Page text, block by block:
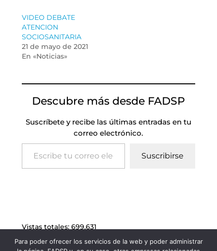
VIDEO DEBATE
ATENCION
SOCIOSANITARIA
21 de mayo de 2021
En «Noticias»
Descubre más desde FADSP
Suscríbete y recibe las últimas entradas en tu
correo electrónico.
Escribe tu correo electrónico…
Suscribirse
Vistas totales: 699.631
Para poder ofrecer los servicios de la web y poder administrar